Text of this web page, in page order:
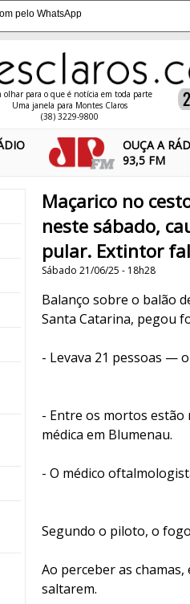
pelo WhatsApp
olhar para o que é notícia em toda parte
Uma janela para Montes Claros
(38) 3229-9800
OUÇA A
93,5 FM
Maçarico no
neste sábado,
pular. Extintor
Sábado 21/06/25 - 18h28
Balanço sobre o balão
Santa Catarina, pegou
- Levava 21 pessoas —
- Entre os mortos estão
médica em Blumenau.
- O médico
Segundo o piloto, o
Ao perceber as
saltarem.